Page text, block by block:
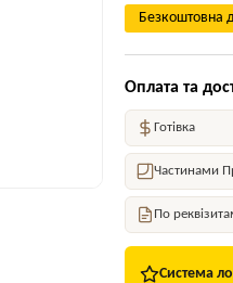
Безкоштовна
Оплата та
Готівка
Частинами
По
Система